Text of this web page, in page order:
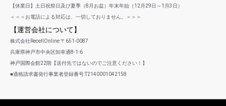
【休業日】土日祝祭日及び夏季（8月お盆）年末年始（12月29日～1月3日）
＜＜＜お電話による対応は、一切しておりません。＞＞＞
【運営会社について】
株式会社RecellOnline 〒651-0087
兵庫県神戸市中央区卸幸通8-1-6
神戸国際会館22階【送付先ではないのでご注意ください！】
■適格請求書発行事業者登録番号:T2140001042158